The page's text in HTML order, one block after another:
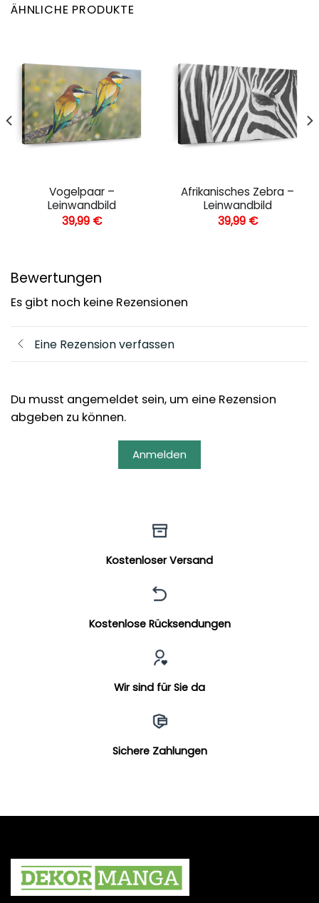
ÄHNLICHE PRODUKTE
Vogelpaar –
Leinwandbild
39,99 €
Afrikanisches Zebra –
Leinwandbild
39,99 €
Bewertungen
Es gibt noch keine Rezensionen
Eine Rezension verfassen
Du musst angemeldet sein, um eine Rezension
abgeben zu können.
Anmelden
Kostenloser Versand
Kostenlose Rücksendungen
Wir sind für Sie da
Sichere Zahlungen